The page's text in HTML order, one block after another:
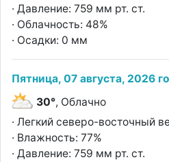
· Давление: 759 мм рт. ст.
· Облачность: 48%
· Осадки: 0 мм
Пятница, 07 августа, 2026
30°, Облачно
· Легкий северо-восточный
· Влажность: 77%
· Давление: 759 мм рт. ст.